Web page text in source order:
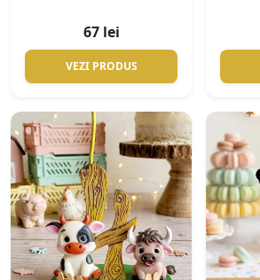
67 lei
VEZI PRODUS